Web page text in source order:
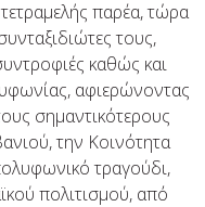
παρέα, τώρα
τους,
καθώς και
αφιερώνοντας
σημαντικότερους
την Κοινότητα
τραγούδι,
πολιτισμού, από